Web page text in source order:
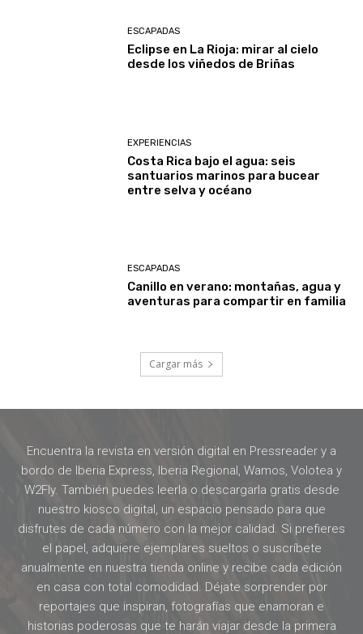
ESCAPADAS
Eclipse en La Rioja: mirar al cielo
desde los viñedos de Briñas
EXPERIENCIAS
Costa Rica bajo el agua: seis
santuarios marinos para bucear
entre selva y océano
ESCAPADAS
Canillo en verano: montañas, agua y
aventuras para compartir en familia
Cargar más
Encuentra la revista en versión digital en Pressreader y a
bordo de Iberia Express, Iberia Regional, Wamos, Volotea y
W2Fly. También puedes leerla o descargarla gratis desde
nuestro kiosco digital, un espacio pensado para que
disfrutes de cada número con la mejor calidad. Si prefieres
el papel, adquiere ejemplares sueltos o suscríbete
anualmente en nuestra tienda online y recibe cada edición
en casa con total comodidad. Déjate sorprender por
reportajes que inspiran, fotografías que enamoran e
historias poderosas que te harán viajar desde la primera